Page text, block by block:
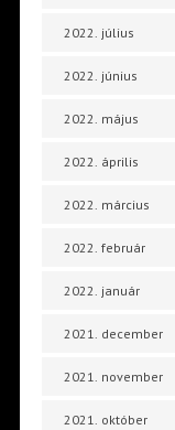
2022. július
2022. június
2022. május
2022. április
2022. március
2022. február
2022. január
2021. december
2021. november
2021. október